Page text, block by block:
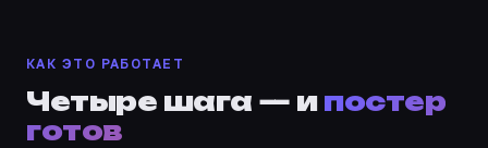
КАК ЭТО РАБОТАЕТ
Четыре шага — и постер
готов